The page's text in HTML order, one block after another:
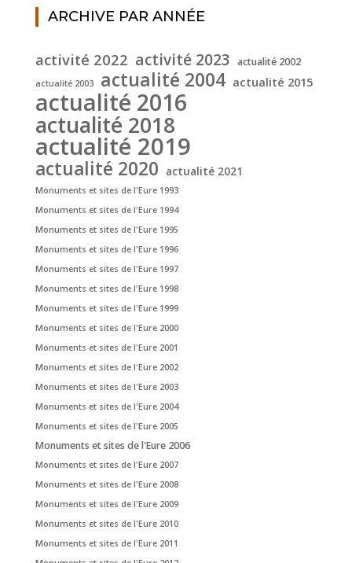
ARCHIVE PAR ANNÉE
activité 2022 activité 2023 actualité 2002
actualité 2003 actualité 2004 actualité 2015
actualité 2016
actualité 2018
actualité 2019
actualité 2020 actualité 2021
Monuments et sites de l'Eure 1993
Monuments et sites de l'Eure 1994
Monuments et sites de l'Eure 1995
Monuments et sites de l'Eure 1996
Monuments et sites de l'Eure 1997
Monuments et sites de l'Eure 1998
Monuments et sites de l'Eure 1999
Monuments et sites de l'Eure 2000
Monuments et sites de l'Eure 2001
Monuments et sites de l'Eure 2002
Monuments et sites de l'Eure 2003
Monuments et sites de l'Eure 2004
Monuments et sites de l'Eure 2005
Monuments et sites de l'Eure 2006
Monuments et sites de l'Eure 2007
Monuments et sites de l'Eure 2008
Monuments et sites de l'Eure 2009
Monuments et sites de l'Eure 2010
Monuments et sites de l'Eure 2011